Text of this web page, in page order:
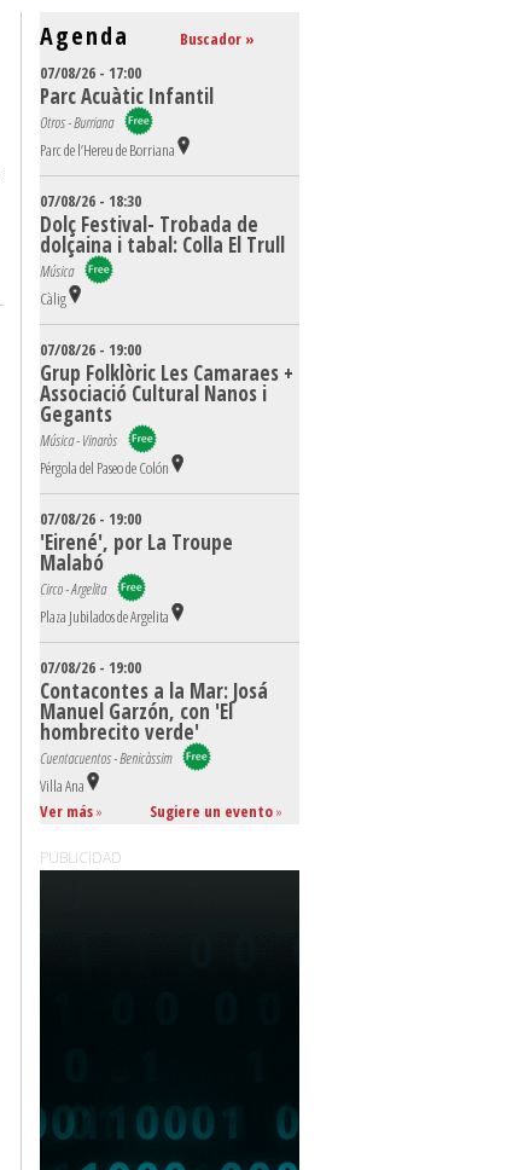
Agenda
Buscador »
07/08/26 - 17:00
Parc Acuàtic Infantil
Otros - Burriana
Parc de l’Hereu de Borriana
07/08/26 - 18:30
Dolç Festival- Trobada de
dolçaina i tabal: Colla El Trull
Música
Càlig
07/08/26 - 19:00
Grup Folklòric Les Camaraes +
Associació Cultural Nanos i
Gegants
Música - Vinaròs
Pérgola del Paseo de Colón
07/08/26 - 19:00
'Eirené', por La Troupe
Malabó
Circo - Argelita
Plaza Jubilados de Argelita
07/08/26 - 19:00
Contacontes a la Mar: Josá
Manuel Garzón, con 'El
hombrecito verde'
Cuentacuentos - Benicàssim
Villa Ana
Ver más» Sugiere un evento»
PUBLICIDAD